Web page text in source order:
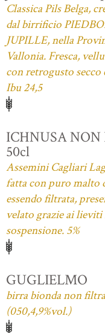
Classica Pils Belga,
dal birrificio
JUPILLE, nella
Vallonia. Fresca,
con retrogusto secco
Ibu 24,5
ICHNUSA
50cl
Assemini Cagliari
fatta con puro malto
essendo filtrata,
velato grazie ai
sospensione. 5%
GUGLIELMO
birra bionda non
(050,4,9%vol.)